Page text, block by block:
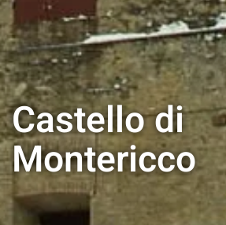
Castello di
Montericco